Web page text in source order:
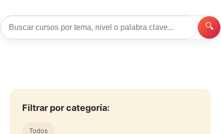
🔍
Filtrar por categoría:
Todos